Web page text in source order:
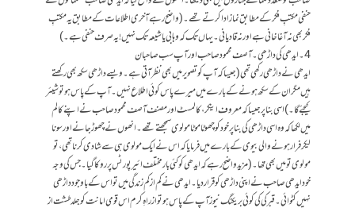
حنفی مکتبِ فکرکے مطابق نماز اد اکرتے تھے۔ (واضح رہے آخری اطلاعات کے مطابق یہ مکتبِ
فکربھی نہ آغا خانی ہے اور نہ قادیانی۔یہاں تک کہ وہابی یا شیعہ تک نہیں!یہ صرف حنفی ہے۔)
4۔ایدھی کی داڑھی ۔آصف محمود صاحب اور آپ سب صاحبان
ایدھی نے داڑھی رکھی تھی (جیساکہ آپ کو تصویر میں بھی نظر آتی ہے۔ویسے داڑھی سکھ بھی رکھتے
ہیں مگر ان کے سکھ ہونے کے بارے میں میرے پاس کوئی اطلاع نہیں ۔آپ کے پاس ہو تو شیئر
کیجئے گا۔)اسی بنا پر جیسا کہ معروف اینکر ، کالمسٹ اور مصنف آصف محمود صاحب نے اپنے کالم
میں لکھاکہ وہ اسی داڑھی کی بنا پر خود کو چھوٹا موٹا مولوی سمجھتے تھے۔انھوں نے چھوڑ جانے اور سونا
لیکر فرار ہونے والی بیوی کے بارے میں فرمایاکہ اس نے ایک مولوی ہی سے شادی کرناتھی ،تو
مولوی تو میں بھی تھا۔(مزیدواضح رہے کہ ایدھی کو کئی بار مختلف ائیر پورٹس پر روکا گیا۔ جس کی وجہ
خود ایدھی صاحب نے اپنی داڑھی کو قرار دیا۔ایدھی نے کم ازکم زندگی میں تو اس کے باوجود داڑھی
نہیں کٹوائی ۔ قبر کی کی کوئی بریکنگ نیوز آپ کے پاس ہو تو از راہِ کرم اس قومی امانت کو جلد طشت از